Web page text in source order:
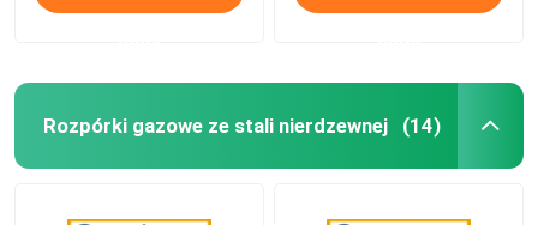
Rozpórki gazowe ze stali nierdzewnej (14)